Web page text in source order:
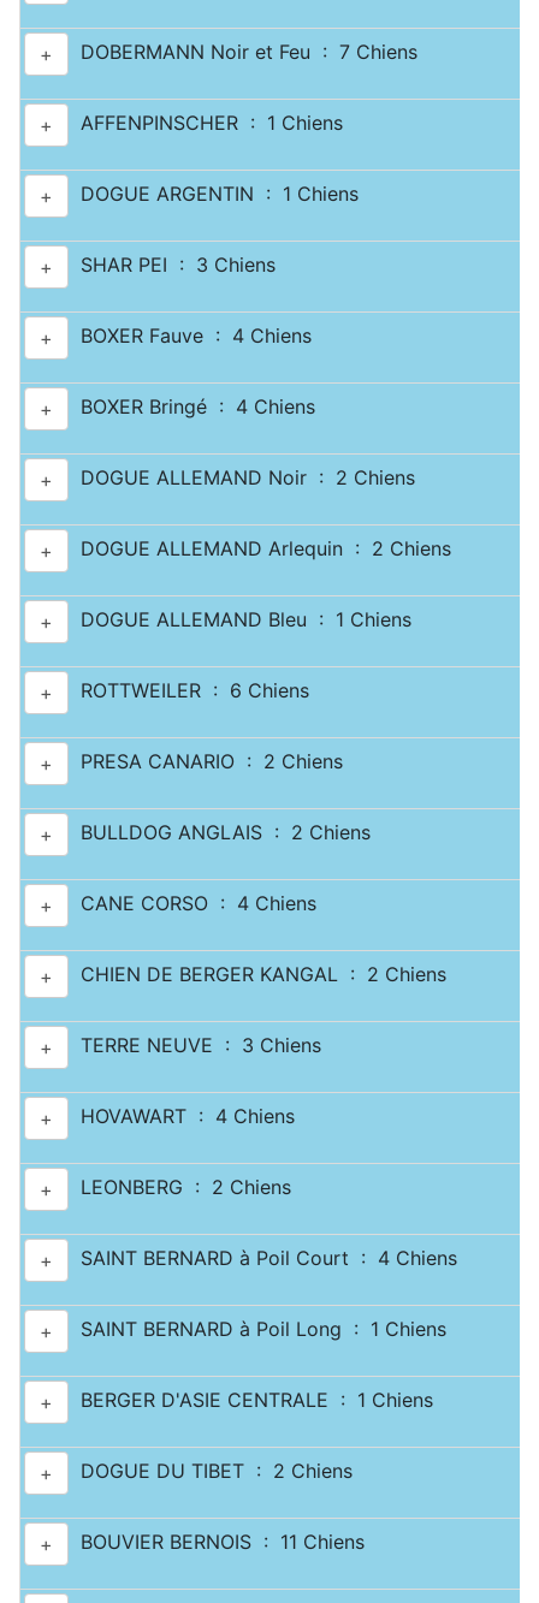
+ DOBERMANN Noir et Feu : 7 Chiens
+ AFFENPINSCHER : 1 Chiens
+ DOGUE ARGENTIN : 1 Chiens
+ SHAR PEI : 3 Chiens
+ BOXER Fauve : 4 Chiens
+ BOXER Bringé : 4 Chiens
+ DOGUE ALLEMAND Noir : 2 Chiens
+ DOGUE ALLEMAND Arlequin : 2 Chiens
+ DOGUE ALLEMAND Bleu : 1 Chiens
+ ROTTWEILER : 6 Chiens
+ PRESA CANARIO : 2 Chiens
+ BULLDOG ANGLAIS : 2 Chiens
+ CANE CORSO : 4 Chiens
+ CHIEN DE BERGER KANGAL : 2 Chiens
+ TERRE NEUVE : 3 Chiens
+ HOVAWART : 4 Chiens
+ LEONBERG : 2 Chiens
+ SAINT BERNARD à Poil Court : 4 Chiens
+ SAINT BERNARD à Poil Long : 1 Chiens
+ BERGER D'ASIE CENTRALE : 1 Chiens
+ DOGUE DU TIBET : 2 Chiens
+ BOUVIER BERNOIS : 11 Chiens